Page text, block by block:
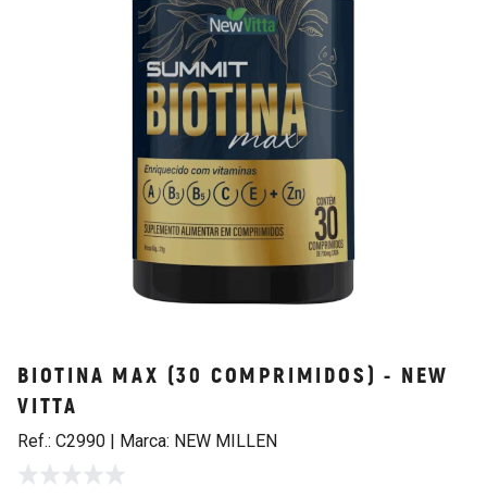
BIOTINA MAX (30 COMPRIMIDOS) - NEW
VITTA
Ref.: C2990 | Marca: NEW MILLEN